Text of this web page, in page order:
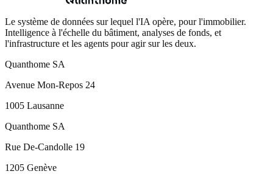
Le système de données sur lequel l'IA opère, pour l'immobilier.
Intelligence à l'échelle du bâtiment, analyses de fonds, et
l'infrastructure et les agents pour agir sur les deux.
Quanthome SA
Avenue Mon-Repos 24
1005 Lausanne
Quanthome SA
Rue De-Candolle 19
1205 Genève